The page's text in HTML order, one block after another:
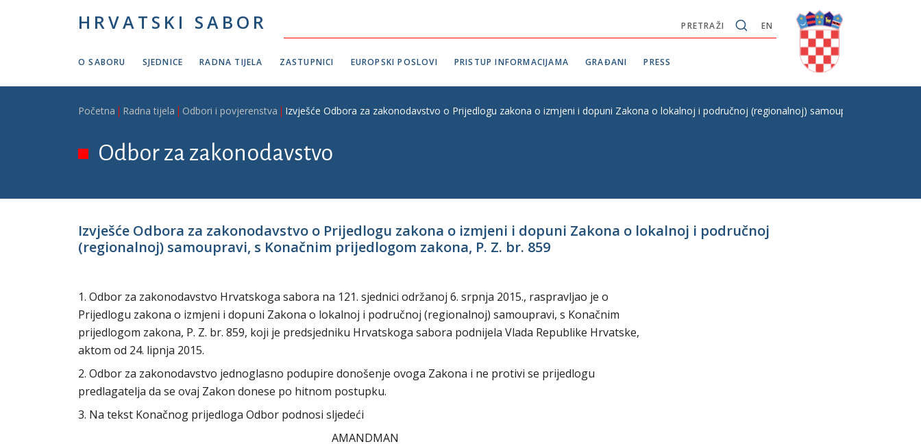
HRVATSKI SABOR EN
PRETRAŽI
O SABORU SJEDNICE RADNA TIJELA ZASTUPNICI EUROPSKI POSLOVI PRISTUP INFORMACIJAMA GRAĐANI PRESS
Breadcrumb
Početna Radna tijela Odbori i povjerenstva Izvješće Odbora za zakonodavstvo o Prijedlogu zakona o izmjeni i dopuni Zakona o lokalnoj i područnoj (regionalnoj) samoupravi, s
Odbor za zakonodavstvo
Izvješće Odbora za zakonodavstvo o Prijedlogu zakona o izmjeni i dopuni Zakona o lokalnoj i područnoj
(regionalnoj) samoupravi, s Konačnim prijedlogom zakona, P. Z. br. 859
1. Odbor za zakonodavstvo Hrvatskoga sabora na 121. sjednici održanoj 6. srpnja 2015., raspravljao je o
Prijedlogu zakona o izmjeni i dopuni Zakona o lokalnoj i područnoj (regionalnoj) samoupravi, s Konačnim
prijedlogom zakona, P. Z. br. 859, koji je predsjedniku Hrvatskoga sabora podnijela Vlada Republike Hrvatske,
aktom od 24. lipnja 2015.
2. Odbor za zakonodavstvo jednoglasno podupire donošenje ovoga Zakona i ne protivi se prijedlogu
predlagatelja da se ovaj Zakon donese po hitnom postupku.
3. Na tekst Konačnog prijedloga Odbor podnosi sljedeći
AMANDMAN